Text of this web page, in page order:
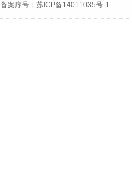
备案序号：苏ICP备14011035号-1